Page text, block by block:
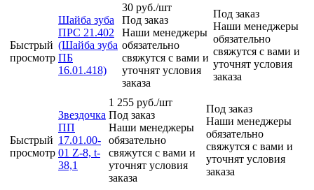
Быстрый
просмотр
Шайба зуба
ПРС 21.402
(Шайба зуба
ПБ
16.01.418)
30 руб./шт
Под заказ
Наши менеджеры
обязательно
свяжутся с вами и
уточнят условия
заказа
Под заказ
Наши менеджеры
обязательно
свяжутся с вами и
уточнят условия
заказа
Быстрый
просмотр
Звездочка
ПП
17.01.00-
01 Z-8, t-
38,1
1 255 руб./шт
Под заказ
Наши менеджеры
обязательно
свяжутся с вами и
уточнят условия
заказа
Под заказ
Наши менеджеры
обязательно
свяжутся с вами и
уточнят условия
заказа